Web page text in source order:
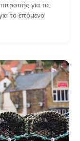
για τις
το επόμενο